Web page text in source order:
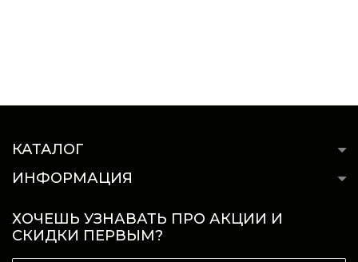
КАТАЛОГ
ИНФОРМАЦИЯ
ХОЧЕШЬ УЗНАВАТЬ ПРО АКЦИИ И
СКИДКИ ПЕРВЫМ?